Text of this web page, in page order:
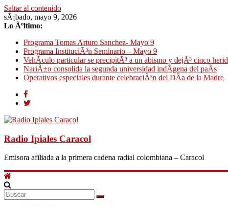
Saltar al contenido
sÃ¡bado, mayo 9, 2026
Lo Ãºltimo:
Programa Tomas Arturo Sanchez- Mayo 9
Programa InstituciÃ³n Seminario – Mayo 9
VehÃ­culo particular se precipitÃ³ a un abismo y dejÃ³ cinco
NariÃ±o consolida la segunda universidad indÃ­gena del paÃ­s
Operativos especiales durante celebraciÃ³n del DÃ­a de la Madre
Radio Ipiales Caracol
Emisora afiliada a la primera cadena radial colombiana – Caracol